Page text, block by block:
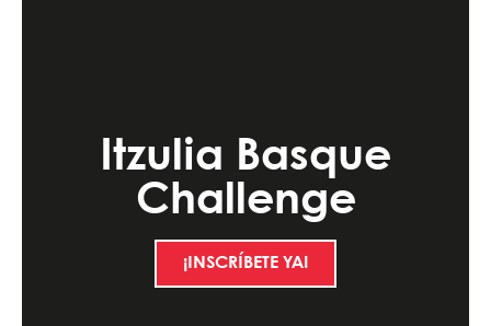
Itzulia Basque
Challenge
¡INSCRÍBETE YA!